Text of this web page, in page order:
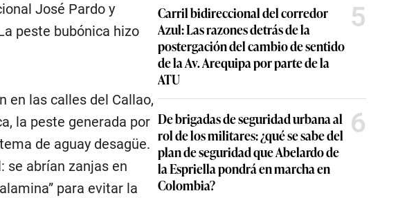
José Pardo y
peste bubónica hizo
en las calles del Callao,
la peste generada por
de aguay desagüe.
se abrían zanjas en
para evitar la
Carril bidireccional del corredor
Azul: Las razones detrás de la
postergación del cambio de sentido
de la Av. Arequipa por parte de la
ATU
5
De brigadas de seguridad urbana al
rol de los militares: ¿qué se sabe del
plan de seguridad que Abelardo de
la Espriella pondrá en marcha en
Colombia?
6